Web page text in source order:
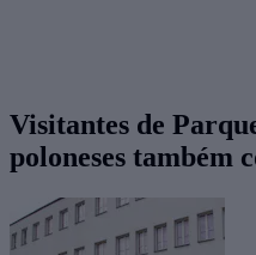
Visitantes de
poloneses também